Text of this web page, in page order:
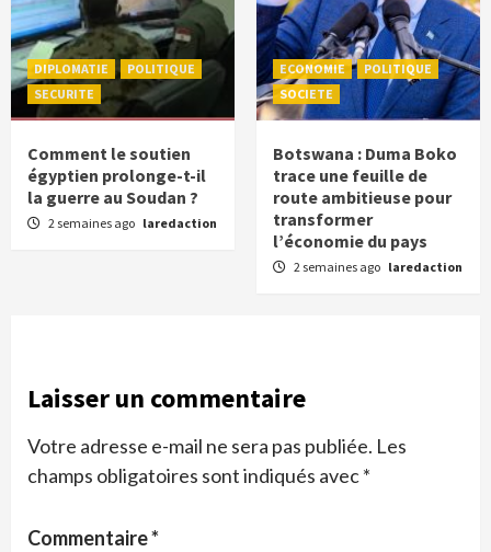
DIPLOMATIE
POLITIQUE
SECURITE
Comment le soutien
égyptien prolonge-t-il
la guerre au Soudan ?
2 semaines ago laredaction
ECONOMIE
POLITIQUE
SOCIETE
Botswana : Duma Boko
trace une feuille de
route ambitieuse pour
transformer
l’économie du pays
2 semaines ago laredaction
Laisser un commentaire
Votre adresse e-mail ne sera pas publiée. Les
champs obligatoires sont indiqués avec*
Commentaire*